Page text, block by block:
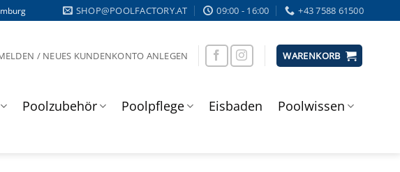
SHOP@POOLFACTORY.AT 09:00 - 16:00 +43 7588 61500
/ NEUES KUNDENKONTO ANLEGEN WARENKORB
Poolzubehör Poolpflege Eisbaden
Poolwissen